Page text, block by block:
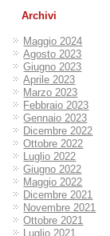
Archivi
Maggio 2024
Agosto 2023
Giugno 2023
Aprile 2023
Marzo 2023
Febbraio 2023
Gennaio 2023
Dicembre 2022
Ottobre 2022
Luglio 2022
Giugno 2022
Maggio 2022
Dicembre 2021
Novembre 2021
Ottobre 2021
Luglio 2021